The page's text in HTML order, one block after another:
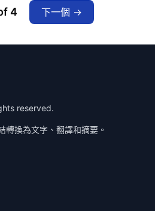
4 下一個 →
reserved.
轉換為文字、翻譯和摘要。